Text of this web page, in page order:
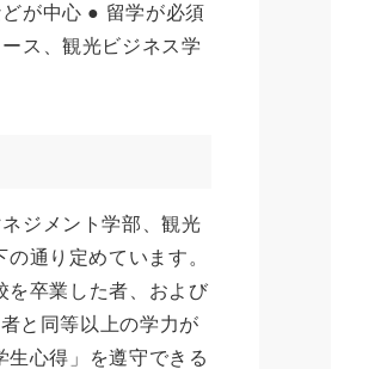
が中心 ● 留学が必須
ス、観光ビジネス学
ジメント学部、観光
通り定めています。
を卒業した者、および
と同等以上の学力が
心得」を遵守できる